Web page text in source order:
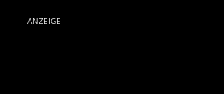
ANZEIGE